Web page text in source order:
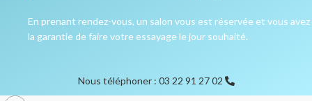
En prenant rendez-vous, un salon vous est réservée et vous avez
la garantie de faire votre essayage le jour souhaité.
Nous téléphoner : 03 22 91 27 02